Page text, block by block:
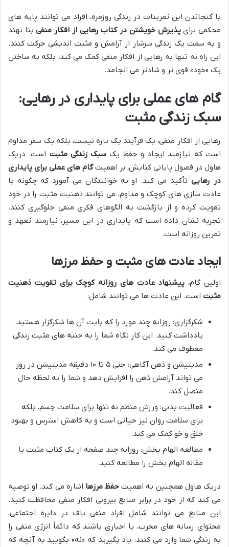
با گنجاندن این تمرینات در زندگی روزمره، افراد می توانند پایه های
محکمی برایپذیرش خویشتن در کتاب رهایی از افکار منفیبنا نهند
و به سمت یک زندگی سرشار از آرامش و مثبت اندیشی حرکت کنند.
این راه نه تنها به رهایی از افکار منفی کمک می کند، بلکه به ساختن
یک «خود» قوی تر و شادتر می انجامد.
گام های عملی برای پایداری در رهایی:
سبک زندگی مثبت
رهایی از افکار منفی، یک فرآیند یک باره نیست، بلکه یک سفر مداوم
است که نیازمند ایجاد و حفظ یک سبک زندگی مثبت است. دریک
هاول در فصول پایانی کتابش، بر اهمیتگام های عملی برای پایداری
در رهاییتأکید می کند. او به خوانندگان می آموزد که چگونه با
عادت سازی های کوچک و مداوم، می توانند ذهنیت مثبت را در خود
تقویت کرده و از بازگشت به الگوهای فکری منفی جلوگیری کنند.
تجربه نشان داده است که پایداری در این مسیر، نیازمند تعهد و
تمرین روزانه است.
ایجاد عادت های مثبت و حفظ مرزها
اولین گام، پیشنهاد عادت های روزانه کوچک برای تقویت ذهنیت
مثبت است. این عادت ها می توانند شامل:
شکرگزاری: روزانه چند مورد را که بابت آن ها شکرگزار هستید،
یادداشت کنید. این کار نگاه شما را به جنبه های مثبت زندگی
معطوف می کند.
مدیتیشن و ذهن آگاهی: حتی ۵ تا ۱۰ دقیقه مدیتیشن در روز
می تواند آرامش ذهن را افزایش دهد و شما را به لحظه حال
متصل کند.
فعالیت بدنی: ورزش منظم نه تنها برای سلامت جسم، بلکه
برای سلامت روان نیز حیاتی است و به کاهش استرس و بهبود
خلق و خو کمک می کند.
مطالعه الهام بخش: روزانه چند صفحه از یک کتاب مثبت یا
مقاله الهام بخش را مطالعه کنید.
دریک هاول همچنین به اهمیت حفظ مرزها اشاره می کند. او توصیه
می کند که از خود در برابر منابع بیرونی افکار منفی محافظت کنید.
این منابع می توانند شامل افراد منفی باف در دایره اجتماعی،
محتوای رسانه های مخرب، یا اخباری باشند که دائماً انرژی منفی را
به زندگی شما وارد می کنند. یاد بگیرید که «نه» بگویید به آنچه که